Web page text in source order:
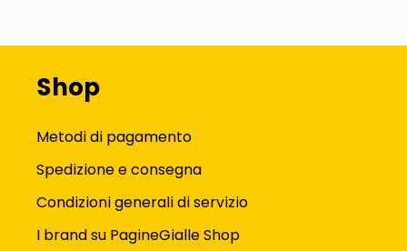
Shop
Metodi di pagamento
Spedizione e consegna
Condizioni generali di servizio
I brand su PagineGialle Shop